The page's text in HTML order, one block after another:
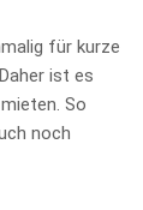
für kurze
ist es
So
noch